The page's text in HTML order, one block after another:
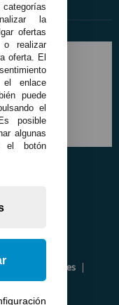
de Cookies
la
ofertas
o realizar
oferta. El
enlace
puede
el
posible
algunas
el botón